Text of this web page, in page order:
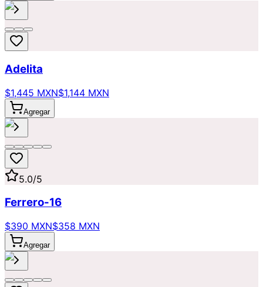
Adelita
$1,445 MXN$1,144 MXN
Agregar
5.0/5
Ferrero-16
$390 MXN$358 MXN
Agregar